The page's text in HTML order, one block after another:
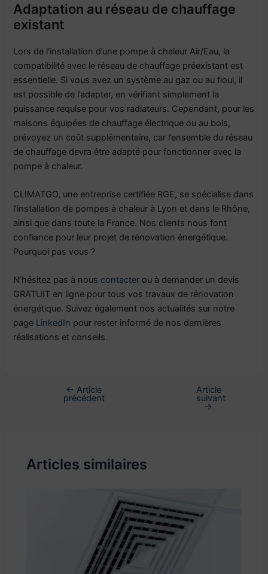
Adaptation au réseau de chauffage
existant
Lors de l’installation d’une pompe à chaleur Air/Eau, la
compatibilité avec le réseau de chauffage préexistant est
essentielle. Si vous avez un système au gaz ou au fioul, il
est possible de l’adapter, en vérifiant simplement la
puissance requise pour vos radiateurs. Cependant, pour les
maisons équipées de chauffage électrique ou au bois,
prévoyez un coût supplémentaire, car l’ensemble du réseau
de chauffage devra être adapté pour fonctionner avec la
pompe à chaleur.
CLIMATGO, une entreprise certifiée RGE, se spécialise dans
l’installation de pompes à chaleur à Lyon et dans le Rhône,
ainsi que dans toute la France. Nos clients nous font
confiance pour leur projet de rénovation énergétique.
Pourquoi pas vous ?
N’hésitez pas à nous contacter ou à demander un devis
GRATUIT en ligne pour tous vos travaux de rénovation
énergétique. Suivez également nos actualités sur notre
page LinkedIn pour rester informé de nos dernières
réalisations et conseils.
← Article
précédent
Article
suivant
→
Articles similaires